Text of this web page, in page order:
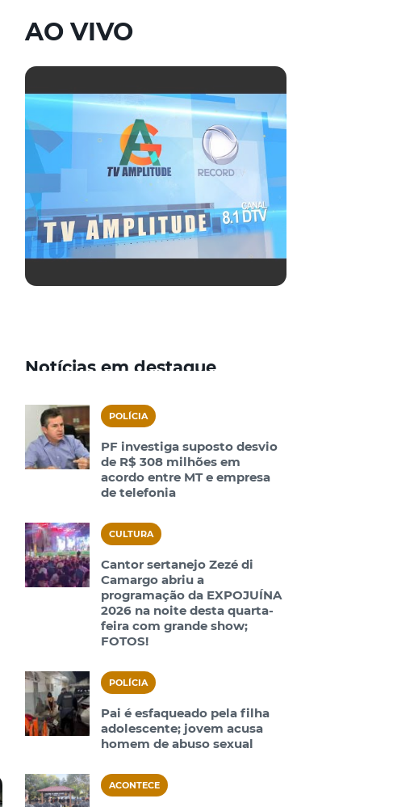
AO VIVO
POLÍCIA
PF investiga suposto desvio
de R$ 308 milhões em
acordo entre MT e empresa
de telefonia
CULTURA
Cantor sertanejo Zezé di
Camargo abriu a
programação da EXPOJUÍNA
2026 na noite desta quarta-
feira com grande show;
FOTOS!
POLÍCIA
Pai é esfaqueado pela filha
adolescente; jovem acusa
homem de abuso sexual
ACONTECE
Notícias em destaque